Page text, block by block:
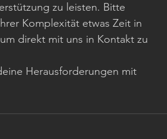
zu leisten. Bitte
Komplexität etwas Zeit in
direkt mit uns in Kontakt zu
Herausforderungen mit